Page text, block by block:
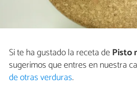
Si te ha gustado la receta dePisto
sugerimos que entres en nuestra
de otras verduras.